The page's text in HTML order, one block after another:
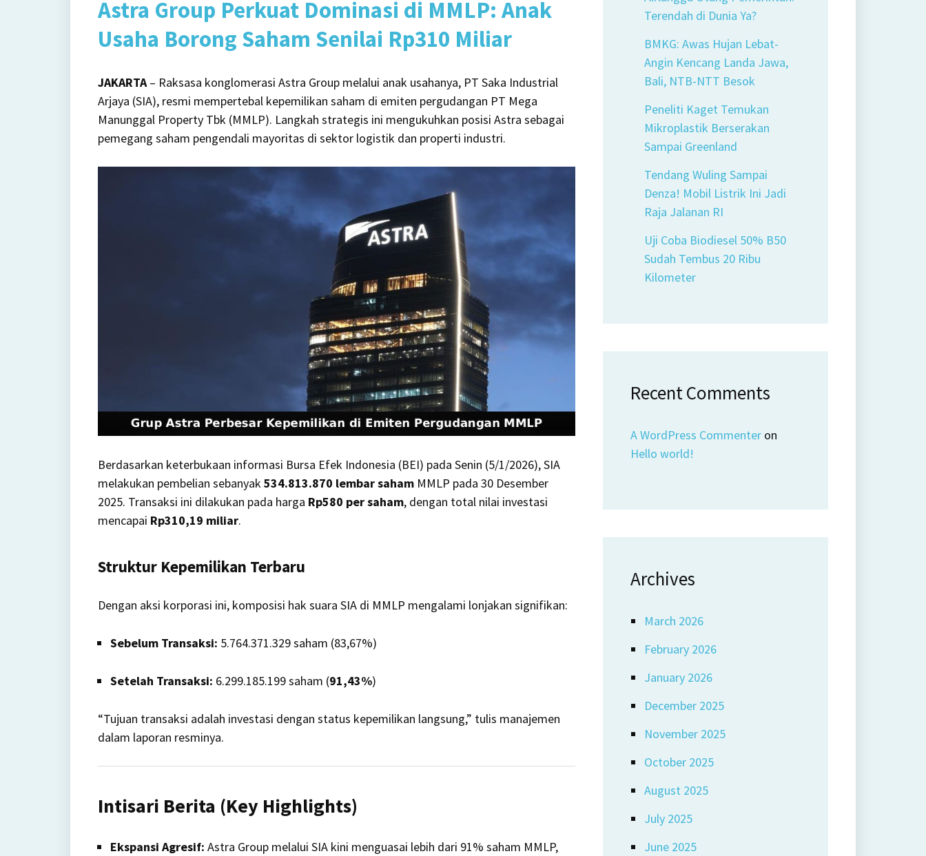
Perbesar
di
Pergudangan
MMLP
Astra Group Perkuat Dominasi di MMLP: Anak
Usaha Borong Saham Senilai Rp310 Miliar
JAKARTA– Raksasa konglomerasi Astra Group melalui anak usahanya, PT Saka Industrial
Arjaya (SIA), resmi mempertebal kepemilikan saham di emiten pergudangan PT Mega
Manunggal Property Tbk (MMLP). Langkah strategis ini mengukuhkan posisi Astra sebagai
pemegang saham pengendali mayoritas di sektor logistik dan properti industri.
Berdasarkan keterbukaan informasi Bursa Efek Indonesia (BEI) pada Senin (5/1/2026), SIA
melakukan pembelian sebanyak 534.813.870 lembar saham MMLP pada 30 Desember
2025. Transaksi ini dilakukan pada harga Rp580 per saham, dengan total nilai investasi
mencapai Rp310,19 miliar.
Struktur Kepemilikan Terbaru
Dengan aksi korporasi ini, komposisi hak suara SIA di MMLP mengalami lonjakan signifikan:
Sebelum Transaksi: 5.764.371.329 saham (83,67%)
Setelah Transaksi: 6.299.185.199 saham (91,43%)
“Tujuan transaksi adalah investasi dengan status kepemilikan langsung,” tulis manajemen
dalam laporan resminya.
Intisari Berita (Key Highlights)
Ekspansi Agresif: Astra Group melalui SIA kini menguasai lebih dari 91% saham MMLP,
Terendah di Dunia Ya?
BMKG: Awas Hujan Lebat-
Angin Kencang Landa Jawa,
Bali, NTB-NTT Besok
Peneliti Kaget Temukan
Mikroplastik Berserakan
Sampai Greenland
Tendang Wuling Sampai
Denza! Mobil Listrik Ini Jadi
Raja Jalanan RI
Uji Coba Biodiesel 50% B50
Sudah Tembus 20 Ribu
Kilometer
Recent Comments
A WordPress Commenter on
Hello world!
Archives
March 2026
February 2026
January 2026
December 2025
November 2025
October 2025
August 2025
July 2025
June 2025